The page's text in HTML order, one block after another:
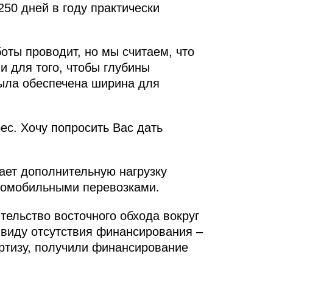
дней в году практически
проводит, но мы считаем, что
для того, чтобы глубины
обеспечена ширина для
Хочу попросить Вас дать
дополнительную нагрузку
перевозками.
восточного обхода вокруг
отсутствия финансирования –
получили финансирование